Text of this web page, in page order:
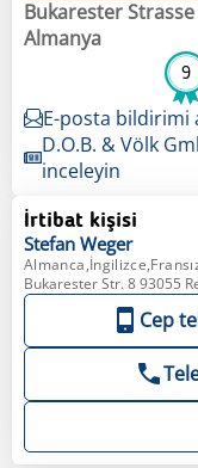
Bukarester
Almanya
9
E-posta bildirimi
D.O.B. & Völk
inceleyin
İrtibat kişisi
Stefan Weger
Bukarester Str. 8 93055
Cep